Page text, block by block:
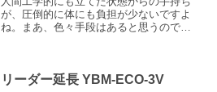
が、圧倒的に体にも負担が少ないですよ
ね。まあ、色々手段はあると思うのです
合は、少し厳...
リーダー延長 YBM-ECO-3V